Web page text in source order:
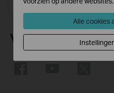
Volg Ons
Alle cookies